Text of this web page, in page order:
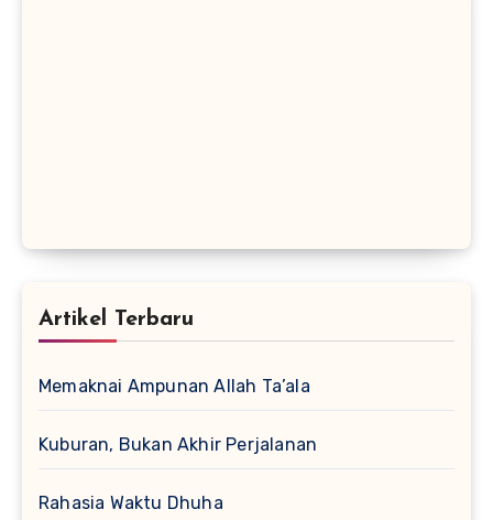
Artikel Terbaru
Memaknai Ampunan Allah Ta’ala
Kuburan, Bukan Akhir Perjalanan
Rahasia Waktu Dhuha